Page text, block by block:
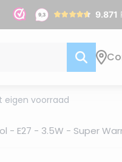
eigen voorraad
- E27 - 3.5W - Super